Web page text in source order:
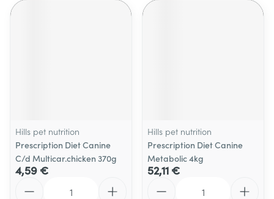
Hills pet nutrition
Prescription Diet Canine
C/d Multicar.chicken 370g
4,59 €
Hills pet nutrition
Prescription Diet Canine
Metabolic 4kg
52,11 €